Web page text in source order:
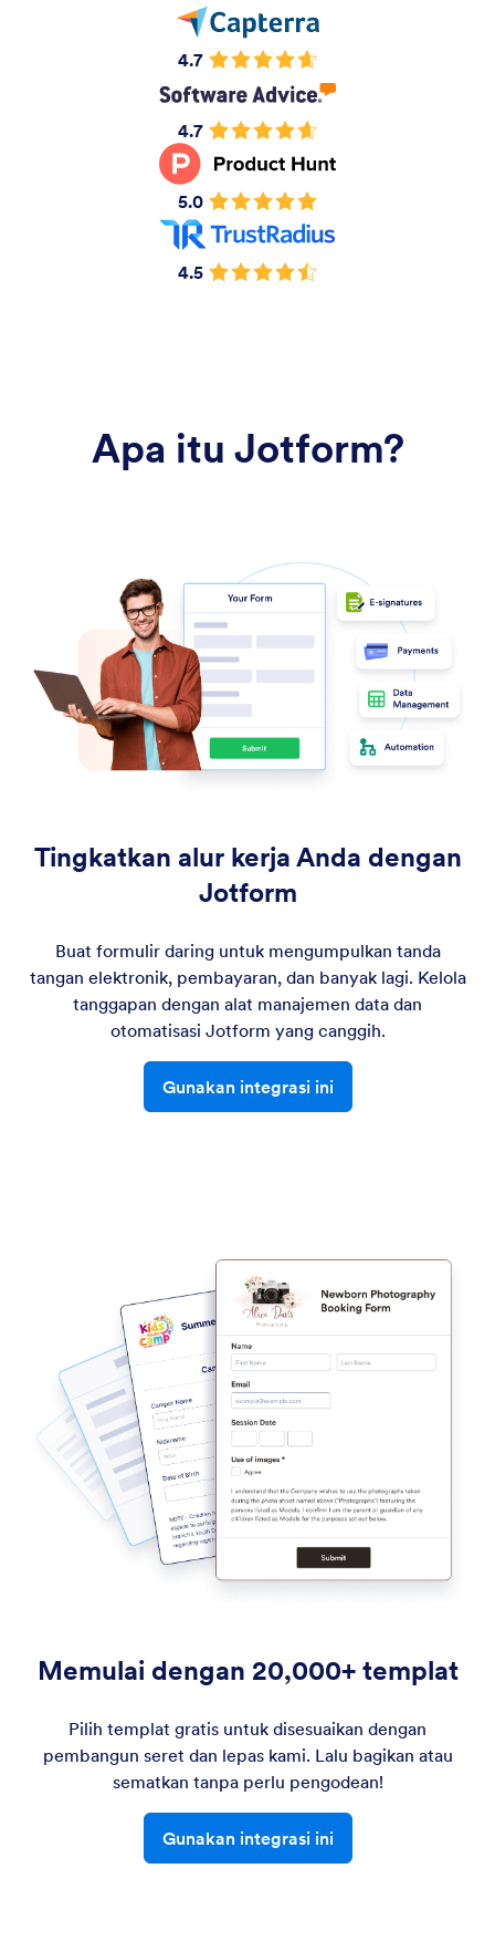
4.7
4.7
5.0
4.5
Apa itu Jotform?
Tingkatkan alur kerja Anda dengan
Jotform
Buat formulir daring untuk mengumpulkan tanda
tangan elektronik, pembayaran, dan banyak lagi. Kelola
tanggapan dengan alat manajemen data dan
otomatisasi Jotform yang canggih.
Gunakan integrasi ini
Memulai dengan 20,000+ templat
Pilih templat gratis untuk disesuaikan dengan
pembangun seret dan lepas kami. Lalu bagikan atau
sematkan tanpa perlu pengodean!
Gunakan integrasi ini